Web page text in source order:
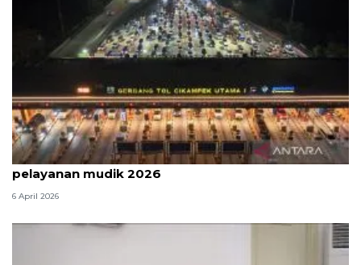
Survei: 88,8 persen responden puas dengan
pelayanan mudik 2026
6 April 2026